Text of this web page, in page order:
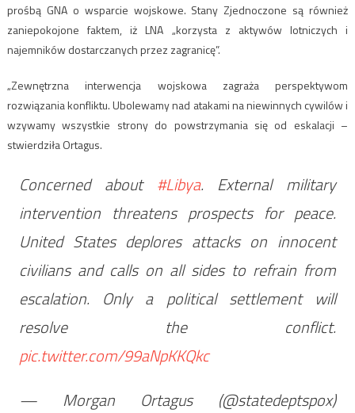
prośbą GNA o wsparcie wojskowe. Stany Zjednoczone są również
zaniepokojone faktem, iż LNA „korzysta z aktywów lotniczych i
najemników dostarczanych przez zagranicę”.
„Zewnętrzna interwencja wojskowa zagraża perspektywom
rozwiązania konfliktu. Ubolewamy nad atakami na niewinnych cywilów i
wzywamy wszystkie strony do powstrzymania się od eskalacji –
stwierdziła Ortagus.
Concerned about #Libya. External military
intervention threatens prospects for peace.
United States deplores attacks on innocent
civilians and calls on all sides to refrain from
escalation. Only a political settlement will
resolve the conflict.
pic.twitter.com/99aNpKKQkc
— Morgan Ortagus (@statedeptspox)